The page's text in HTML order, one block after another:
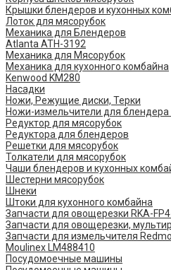
Крышки блендеров и кухонных
Лоток для мясорубок
Механика для Блендеров
Atlanta ATH-3192
Механика для Мясорубок
Механика для кухонного комбайна
Kenwood KM280
Насадки
Ножи, Режущие диски, Терки
Ножи-измельчители для блендера
Редуктор для мясорубок
Редуктора для блендеров
Решетки для мясорубок
Толкатели для мясорубок
Чаши блендеров и кухонных
Шестерни мясорубок
Шнеки
Штоки для кухонного комбайна
Запчасти для овощерезки RKA-
Запчасти для овощерезки,
Запчасти для измельчителя
Moulinex LM488410
Посудомоечные машины